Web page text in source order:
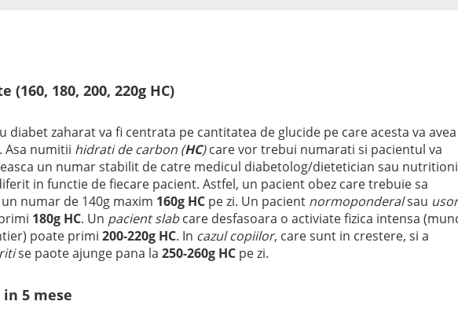
(160, 180, 200, 220g HC)
diabet zaharat va fi centrata pe cantitatea de glucide pe care acesta va avea
Asa numitii hidrati de carbon (HC)care vor trebui numarati si pacientul va
un numar stabilit de catre medicul diabetolog/dietetician sau
in functie de fiecare pacient. Astfel, un pacient obez care trebuie sa
numar de 140g maxim 160g HC pe zi. Un pacient normoponderalsau usor
180g HC. Un pacient slabcare desfasoara o activiate fizica intensa
poate primi 200-220g HC. In cazul copiilor, care sunt in crestere, si a
se paote ajunge pana la 250-260g HC pe zi.
5 mese